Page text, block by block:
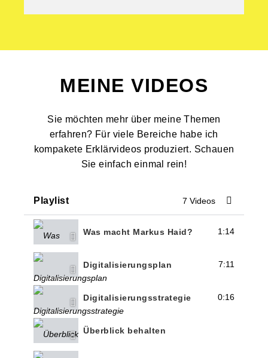
MEINE VIDEOS
Sie möchten mehr über meine Themen
erfahren? Für viele Bereiche habe ich
kompakete Erklärvideos produziert. Schauen
Sie einfach einmal rein!
Playlist 7 Videos
Was macht Markus Haid? 1:14
Digitalisierungsplan 7:11
Digitalisierungsstrategie 0:16
Überblick behalten